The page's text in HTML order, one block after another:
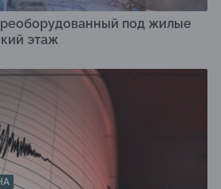
под жилые
этаж